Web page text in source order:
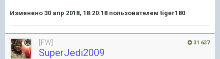
Изменено 30 апр 2018, 18:20:18 пользователем tiger180
31 637
[FW]
SuperJedi2009